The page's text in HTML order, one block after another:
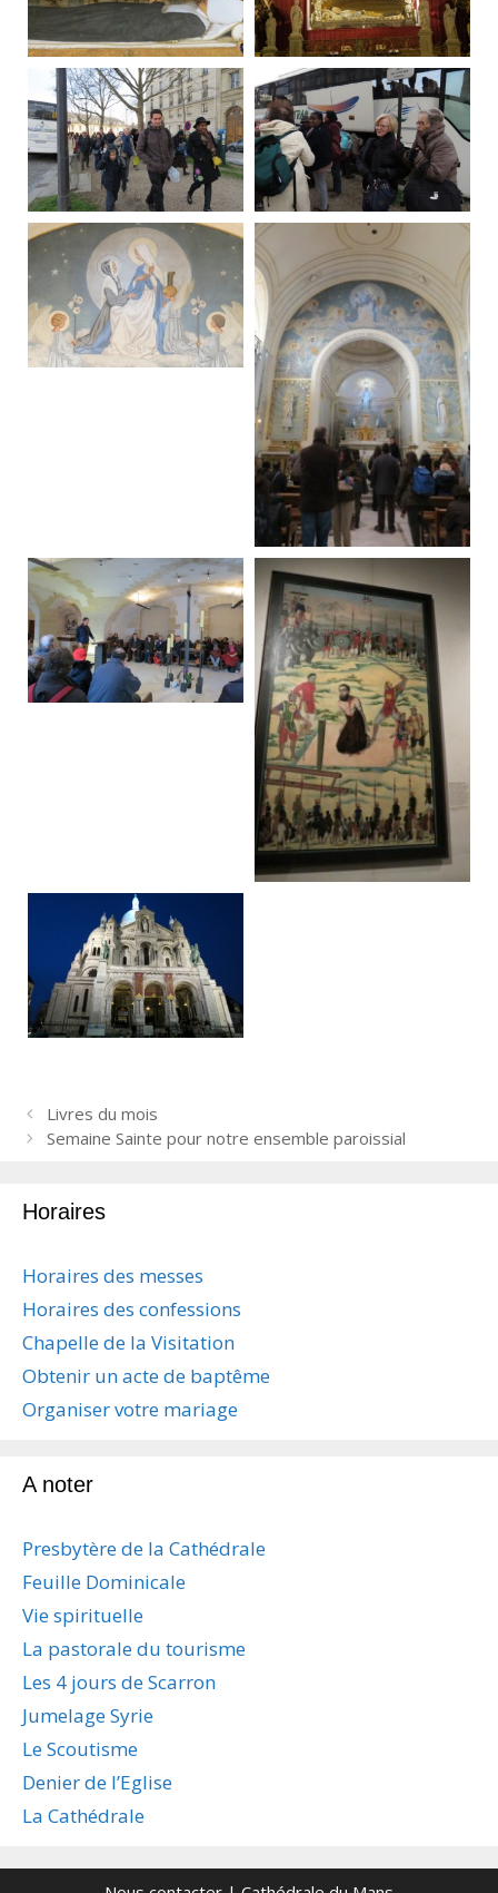
N
a
g
i
o
n
e
s
t
l
e
s
Livres du mois
Semaine Sainte pour notre ensemble paroissial
Horaires
Horaires des messes
Horaires des confessions
Chapelle de la Visitation
Obtenir un acte de baptême
Organiser votre mariage
A noter
Presbytère de la Cathédrale
Feuille Dominicale
Vie spirituelle
La pastorale du tourisme
Les 4 jours de Scarron
Jumelage Syrie
Le Scoutisme
Denier de l’Eglise
La Cathédrale